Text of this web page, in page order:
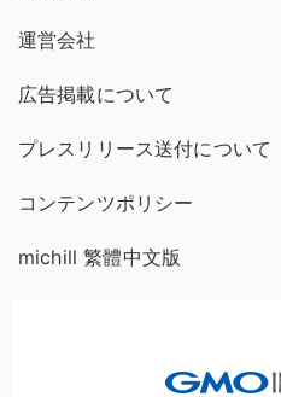
運営会社
広告掲載について
プレスリリース送付について
コンテンツポリシー
michill 繁體中文版